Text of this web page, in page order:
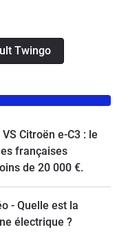
Twingo
Citroën e-C3 : le
françaises
de 20 000 €.
- Quelle est la
électrique ?